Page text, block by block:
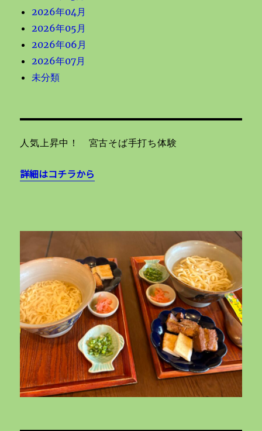
2026年04月
2026年05月
2026年06月
2026年07月
未分類
人気上昇中！ 宮古そば手打ち体験
詳細はコチラから